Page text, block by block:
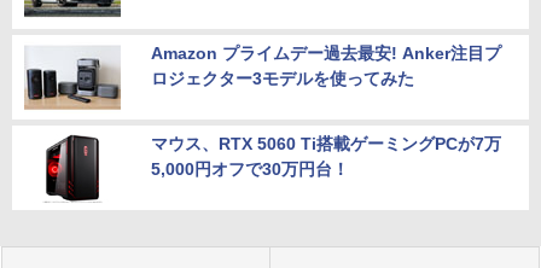
Amazon プライムデー過去最安! Anker注目プ
ロジェクター3モデルを使ってみた
マウス、RTX 5060 Ti搭載ゲーミングPCが7万
5,000円オフで30万円台！